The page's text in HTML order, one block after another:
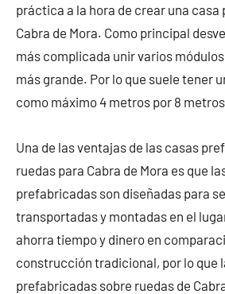
práctica a la hora de crear una
Cabra de Mora. Como principal
más complicada unir varios
más grande. Por lo que suele tener
como máximo 4 metros por 8
Una de las ventajas de las casas
ruedas para Cabra de Mora es que
prefabricadas son diseñadas para
transportadas y montadas en el
ahorra tiempo y dinero en
construcción tradicional, por lo que
prefabricadas sobre ruedas de